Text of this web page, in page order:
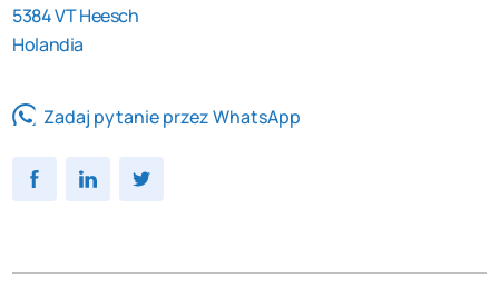
5384 VT Heesch
Holandia
Zadaj pytanie przez WhatsApp